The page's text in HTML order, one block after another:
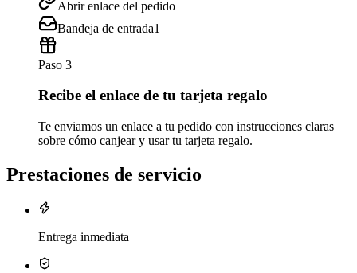
Abrir enlace del pedido
Bandeja de entrada1
Paso 3
Recibe el enlace de tu tarjeta regalo
Te enviamos un enlace a tu pedido con instrucciones claras
sobre cómo canjear y usar tu tarjeta regalo.
Prestaciones de servicio
Entrega inmediata